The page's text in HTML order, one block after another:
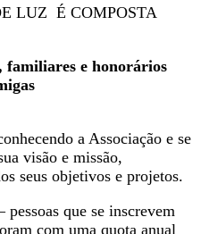
LUZ É COMPOSTA
familiares e honorários
a Associação e se
visão e missão,
seus objetivos e projetos.
pessoas que se inscrevem
com uma quota anual